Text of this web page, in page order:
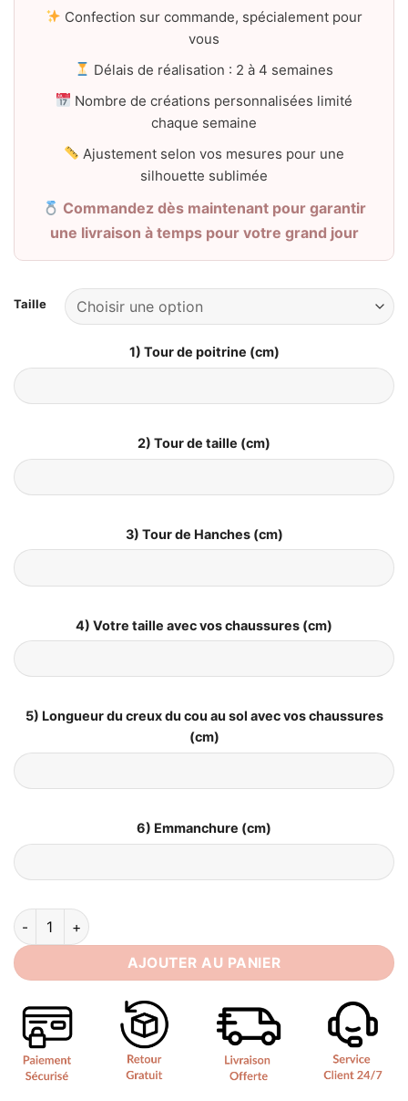
Confection sur commande, spécialement pour
vous
Délais de réalisation : 2 à 4 semaines
Nombre de créations personnalisées limité
chaque semaine
Ajustement selon vos mesures pour une
silhouette sublimée
Commandez dès maintenant pour garantir
une livraison à temps pour votre grand jour
Taille
1) Tour de poitrine (cm)
2) Tour de taille (cm)
3) Tour de Hanches (cm)
4) Votre taille avec vos chaussures (cm)
5) Longueur du creux du cou au sol avec vos chaussures
(cm)
6) Emmanchure (cm)
quantité de Robe de Mariée Princesse avec Bustier
AJOUTER AU PANIER